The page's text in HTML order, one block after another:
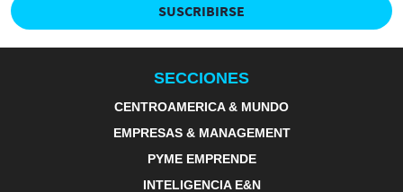
SUSCRIBIRSE
SECCIONES
CENTROAMERICA & MUNDO
EMPRESAS & MANAGEMENT
PYME EMPRENDE
INTELIGENCIA E&N